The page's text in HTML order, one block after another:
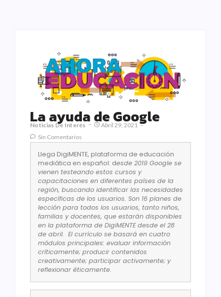
La ayuda de Google
Noticias De Interés
Abril 29, 2021
Sin Comentarios
Llega DigiMENTE, plataforma de educación
mediática en español: desde 2019 Google se
vienen testeando estos cursos y
capacitaciones en diferentes países de la
región, buscando identificar las necesidades
específicas de los usuarios. Son 16 planes de
lección para todos los usuarios, tanto niños,
familias y docentes, que estarán disponibles
en la plataforma de DigiMENTE desde el 28
de abril. El currículo se basará en cuatro
módulos principales: evaluar información
críticamente; producir contenidos
creativamente; participar activamente; y
reflexionar éticamente.